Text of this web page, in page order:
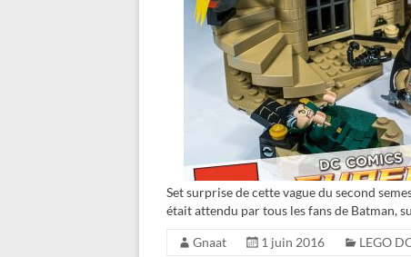
Set surprise de cette vague du second
était attendu par tous les fans de Batman,
Gnaat 1 juin 2016 LEGO